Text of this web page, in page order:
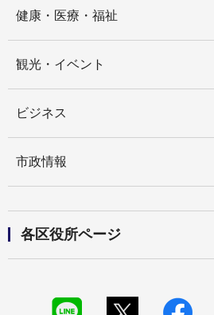
健康・医療・福祉
観光・イベント
ビジネス
市政情報
各区役所ページ